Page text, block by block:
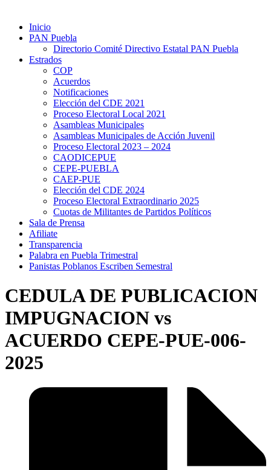
Inicio
PAN Puebla
Directorio Comité Directivo Estatal PAN Puebla
Estrados
COP
Acuerdos
Notificaciones
Elección del CDE 2021
Proceso Electoral Local 2021
Asambleas Municipales
Asambleas Municipales de Acción Juvenil
Proceso Electoral 2023 – 2024
CAODICEPUE
CEPE-PUEBLA
CAEP-PUE
Elección del CDE 2024
Proceso Electoral Extraordinario 2025
Cuotas de Militantes de Partidos Políticos
Sala de Prensa
Afiliate
Transparencia
Palabra en Puebla Trimestral
Panistas Poblanos Escriben Semestral
CEDULA DE PUBLICACION
IMPUGNACION vs
ACUERDO CEPE-PUE-006-
2025